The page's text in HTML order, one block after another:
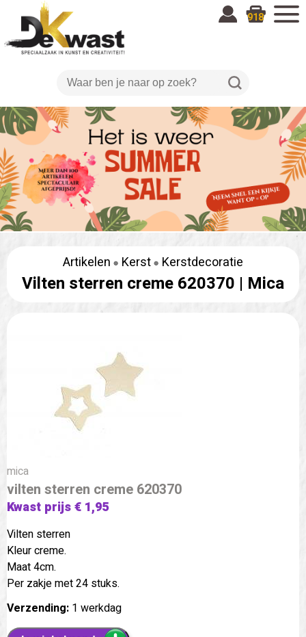
918
Artikelen Kerst Kerstdecoratie
Vilten sterren creme 620370 | Mica
mica
vilten sterren creme 620370
Kwast prijs € 1,95
Vilten sterren
Kleur creme.
Maat 4cm.
Per zakje met 24 stuks.
Verzending: 1 werkdag